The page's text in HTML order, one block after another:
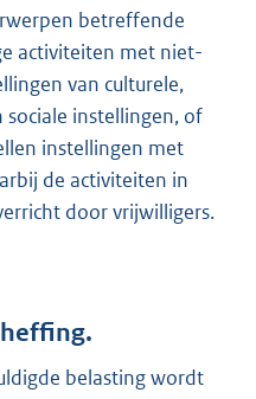
betreffende
activiteiten met niet-
van culturele,
instellingen, of
instellingen met
de activiteiten in
door vrijwilligers.
belasting wordt